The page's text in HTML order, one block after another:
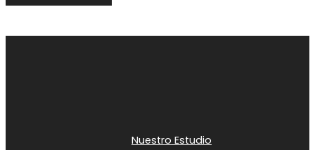
Nuestro Estudio